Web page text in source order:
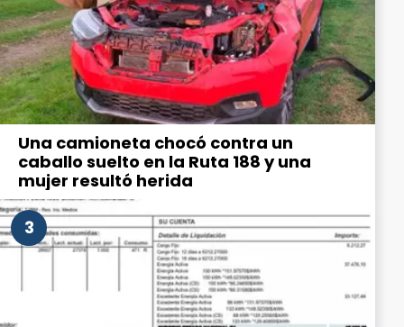
Una camioneta chocó contra un
caballo suelto en la Ruta 188 y una
mujer resultó herida
3